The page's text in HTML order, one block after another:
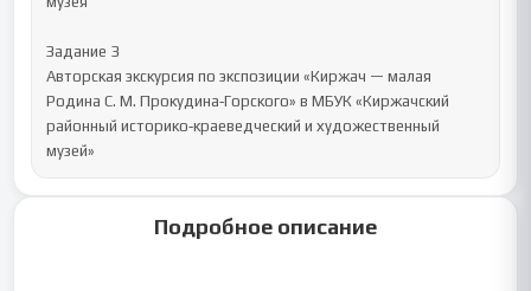
Задание 3
Авторская экскурсия по экспозиции «Киржач — малая
Родина С. М. Прокудина‑Горского» в МБУК «Киржачский
районный историко‑краеведческий и художественный
музей»
Подробное описание